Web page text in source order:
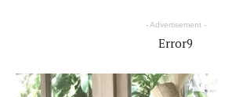
- Advertisement -
Error9